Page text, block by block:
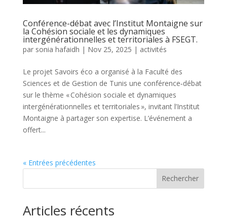
Conférence-débat avec l’Institut Montaigne sur
la Cohésion sociale et les dynamiques
intergénérationnelles et territoriales à FSEGT.
par sonia hafaidh | Nov 25, 2025 | activités
Le projet Savoirs éco a organisé à la Faculté des
Sciences et de Gestion de Tunis une conférence‑débat
sur le thème « Cohésion sociale et dynamiques
intergénérationnelles et territoriales », invitant l’Institut
Montaigne à partager son expertise. L’événement a
offert...
« Entrées précédentes
Rechercher
Articles récents